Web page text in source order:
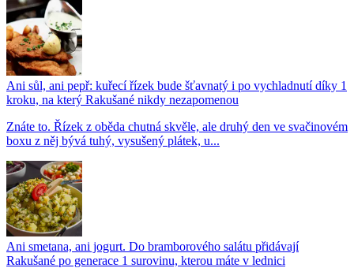
Ani sůl, ani pepř: kuřecí řízek bude šťavnatý i po vychladnutí díky 1
kroku, na který Rakušané nikdy nezapomenou
Znáte to. Řízek z oběda chutná skvěle, ale druhý den ve svačinovém
boxu z něj bývá tuhý, vysušený plátek, u...
Ani smetana, ani jogurt. Do bramborového salátu přidávají
Rakušané po generace 1 surovinu, kterou máte v lednici